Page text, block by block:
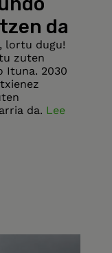
da
lortu dugu!
zuten
Ituna. 2030
da. Lee